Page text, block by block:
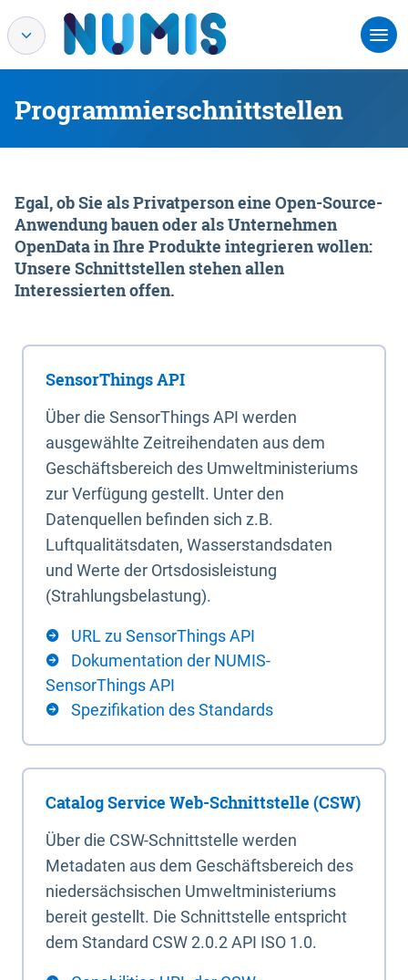
Programmierschnittstellen
Egal, ob Sie als Privatperson eine Open-Source-
Anwendung bauen oder als Unternehmen
OpenData in Ihre Produkte integrieren wollen:
Unsere Schnittstellen stehen allen
Interessierten offen.
SensorThings API
Über die SensorThings API werden
ausgewählte Zeitreihendaten aus dem
Geschäftsbereich des Umweltministeriums
zur Verfügung gestellt. Unter den
Datenquellen befinden sich z.B.
Luftqualitätsdaten, Wasserstandsdaten
und Werte der Ortsdosisleistung
(Strahlungsbelastung).
URL zu SensorThings API
Dokumentation der NUMIS-
SensorThings API
Spezifikation des Standards
Catalog Service Web-Schnittstelle (CSW)
Über die CSW-Schnittstelle werden
Metadaten aus dem Geschäftsbereich des
niedersächsischen Umweltministeriums
bereit gestellt. Die Schnittstelle entspricht
dem Standard CSW 2.0.2 API ISO 1.0.